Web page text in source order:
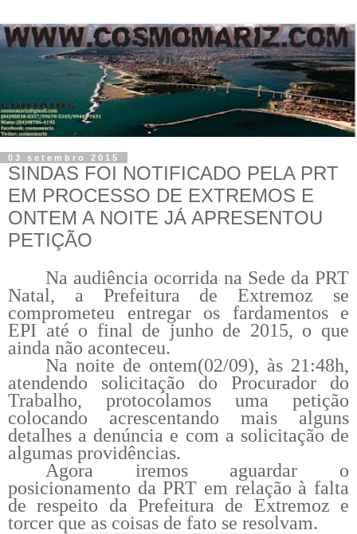
03 setembro 2015
SINDAS FOI NOTIFICADO PELA PRT
EM PROCESSO DE EXTREMOS E
ONTEM A NOITE JÁ APRESENTOU
PETIÇÃO
Na audiência ocorrida na Sede da PRT
Natal, a Prefeitura de Extremoz se
comprometeu entregar os fardamentos e
EPI até o final de junho de 2015, o que
ainda não aconteceu.
Na noite de ontem(02/09), às 21:48h,
atendendo solicitação do Procurador do
Trabalho, protocolamos uma petição
colocando acrescentando mais alguns
detalhes a denúncia e com a solicitação de
algumas providências.
Agora iremos aguardar o
posicionamento da PRT em relação à falta
de respeito da Prefeitura de Extremoz e
torcer que as coisas de fato se resolvam.